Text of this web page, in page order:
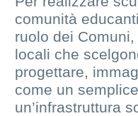
comunità
ruolo dei
locali che
progettare,
come un
un’infrastruttura